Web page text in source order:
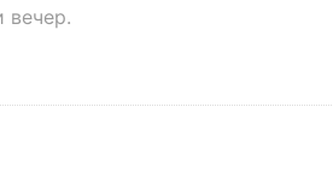
вечер.